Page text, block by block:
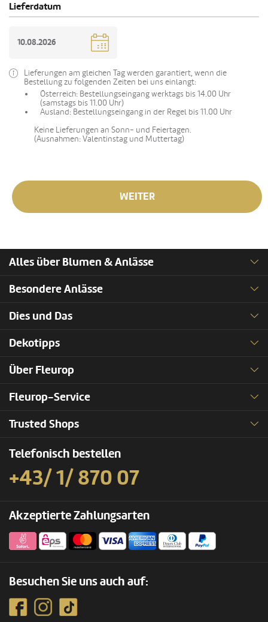
Lieferdatum
Lieferungen am gleichen Tag werden garantiert, wenn die
Bestellung zu folgenden Zeiten bei uns einlangt:
Österreich: Bestellungseingang werktags bis 14.00 Uhr
(samstags bis 11.00 Uhr)
Ausland: Bestellungseingang in der Regel bis 11.00 Uhr
Keine Lieferungen an Sonn- und Feiertagen.
(Ausnahmen: Valentinstag und Muttertag)
WEITER
Alles über Blumen & Anlässe
Besondere Anlässe
Dies und Das
Dekotipps
Über Fleurop
Fleurop-Service
Trusted Shops
Telefonisch bestellen
+43/ 1/ 870 07
Akzeptierte Zahlungsarten
Besuchen Sie uns auch auf: